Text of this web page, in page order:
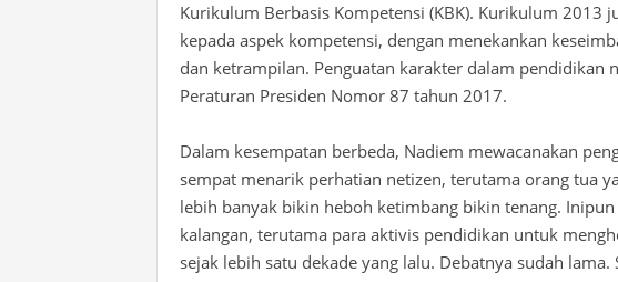
Kurikulum Berbasis Kompetensi (KBK). Kurikulum 2013
kepada aspek kompetensi, dengan menekankan
dan ketrampilan. Penguatan karakter dalam pendidikan
Peraturan Presiden Nomor 87 tahun 2017.
Dalam kesempatan berbeda, Nadiem mewacanakan
sempat menarik perhatian netizen, terutama orang tua
lebih banyak bikin heboh ketimbang bikin tenang.
kalangan, terutama para aktivis pendidikan untuk
sejak lebih satu dekade yang lalu. Debatnya sudah lama.